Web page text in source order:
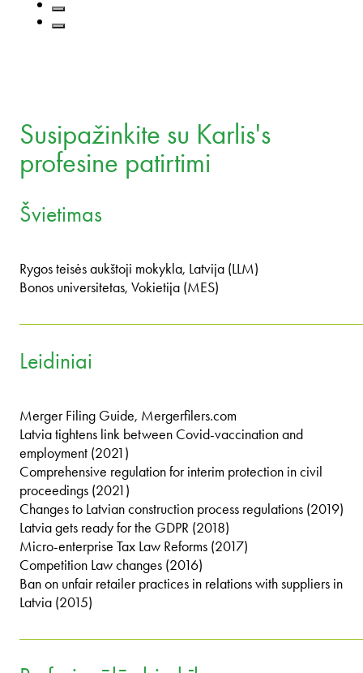
Susipažinkite su Karlis's
profesine patirtimi
Švietimas
Rygos teisės aukštoji mokykla, Latvija (LLM)
Bonos universitetas, Vokietija (MES)
Leidiniai
Merger Filing Guide, Mergerfilers.com
Latvia tightens link between Covid-vaccination and
employment (2021)
Comprehensive regulation for interim protection in civil
proceedings (2021)
Changes to Latvian construction process regulations (2019)
Latvia gets ready for the GDPR (2018)
Micro-enterprise Tax Law Reforms (2017)
Competition Law changes (2016)
Ban on unfair retailer practices in relations with suppliers in
Latvia (2015)